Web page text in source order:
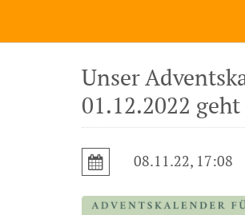
Unser
01.12.2022
08.11.22, 17:08